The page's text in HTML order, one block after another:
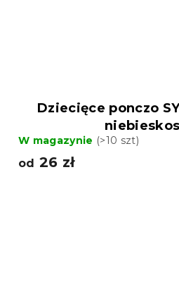
Dziecięce ponczo
W magazynie (>10 szt)
od 26 zł